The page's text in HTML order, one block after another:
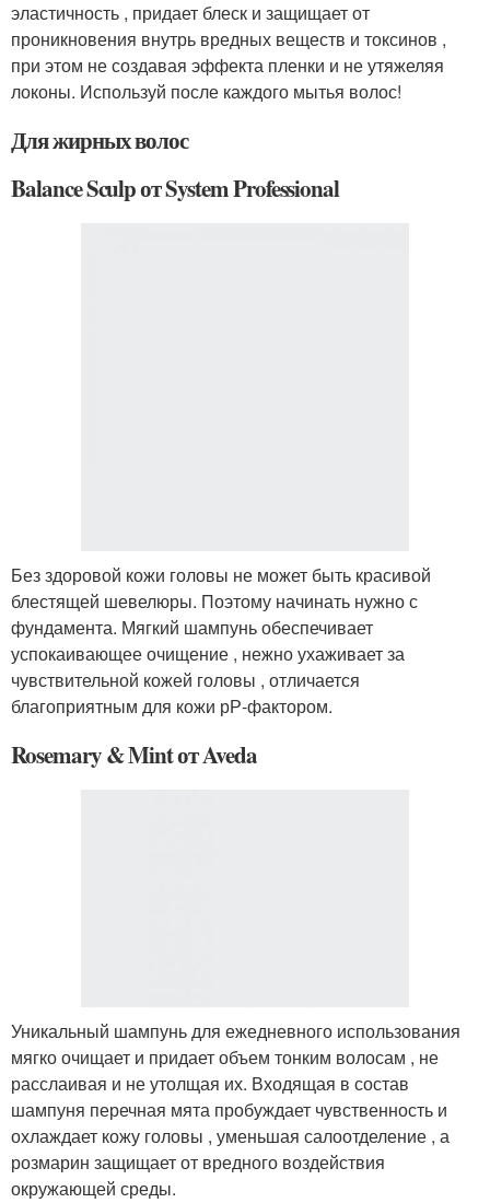
эластичность , придает блеск и защищает от
проникновения внутрь вредных веществ и токсинов ,
при этом не создавая эффекта пленки и не утяжеляя
локоны. Используй после каждого мытья волос!
Для жирных волос
Balance Sculp от System Professional
Без здоровой кожи головы не может быть красивой
блестящей шевелюры. Поэтому начинать нужно с
фундамента. Мягкий шампунь обеспечивает
успокаивающее очищение , нежно ухаживает за
чувствительной кожей головы , отличается
благоприятным для кожи рР-фактором.
Rosemary & Mint от Aveda
Уникальный шампунь для ежедневного использования
мягко очищает и придает объем тонким волосам , не
расслаивая и не утолщая их. Входящая в состав
шампуня перечная мята пробуждает чувственность и
охлаждает кожу головы , уменьшая салоотделение , а
розмарин защищает от вредного воздействия
окружающей среды.